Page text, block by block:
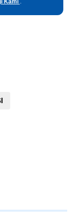
Kami .